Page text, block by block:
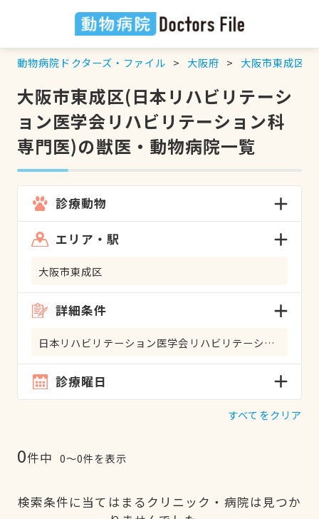
動物病院ドクターズ・ファイル 大阪府 大阪市東成区
大阪市東成区(日本リハビリテーシ
ョン医学会リハビリテーション科
専門医)の獣医・動物病院一覧
診療動物
エリア・駅
大阪市東成区
詳細条件
日本リハビリテーション医学会リハビリテーション科専門医
診療曜日
すべてをクリア
0件中 0〜0件を表示
検索条件に当てはまるクリニック・病院は見つか